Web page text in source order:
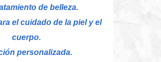
de belleza.
el cuidado de la piel y el
cuerpo.
personalizada.